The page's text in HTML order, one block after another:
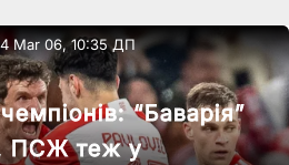
Mar 06, 10:35 ДП
“Баварія”
ПСЖ теж у